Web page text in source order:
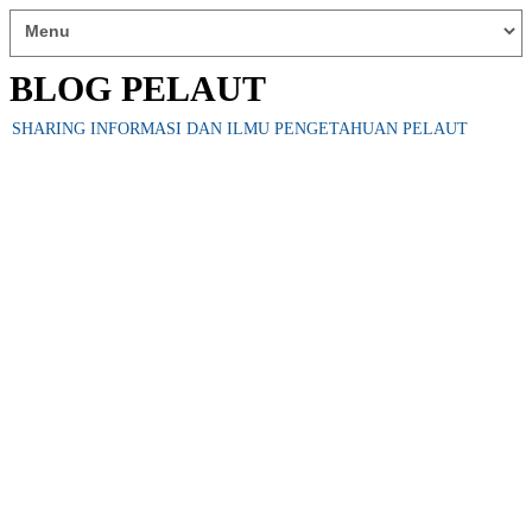
BLOG PELAUT
SHARING INFORMASI DAN ILMU PENGETAHUAN PELAUT